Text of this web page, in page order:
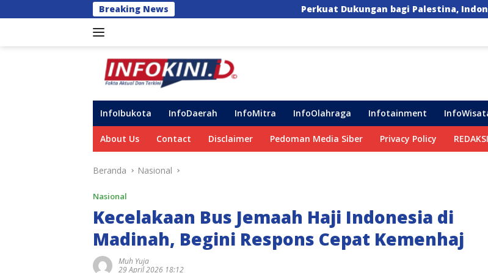
ke
Breaking News Perkuat Dukungan bagi Palestina, Indonesia Dorong Lima
InfoIbukota InfoDaerah InfoMitra InfoOlahraga Infotainment
About Us Contact Disclaimer Pedoman Media Siber Privacy Policy REDAKSI
Beranda Nasional
Nasional
Kecelakaan Bus Jemaah Haji Indonesia di
Madinah, Begini Respons Cepat Kemenhaj
Muh Yuja
29 April 2026 18:12